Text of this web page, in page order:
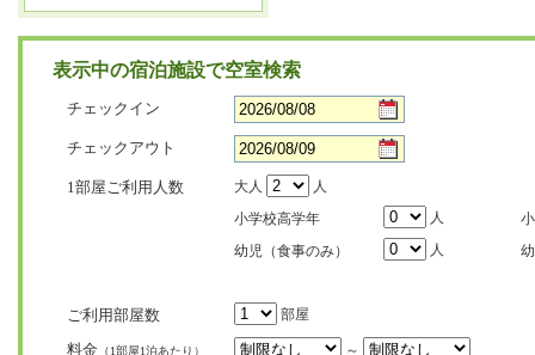
表示中の宿泊施設で空室検索
チェックイン
チェックアウト
1部屋ご利用人数 大人
人
小学校高学年
人
幼児（食事のみ）
人
ご利用部屋数 部屋
料金 （1部屋1泊あたり） ～